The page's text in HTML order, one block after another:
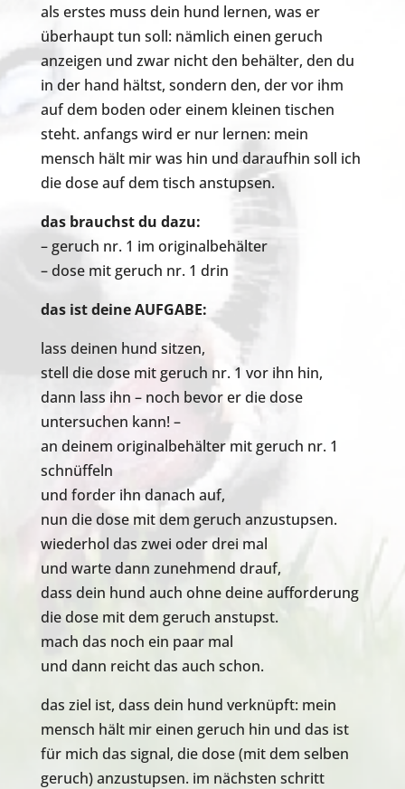
als erstes muss dein hund lernen, was er
überhaupt tun soll: nämlich einen geruch
anzeigen und zwar nicht den behälter, den du
in der hand hältst, sondern den, der vor ihm
auf dem boden oder einem kleinen tischen
steht. anfangs wird er nur lernen: mein
mensch hält mir was hin und daraufhin soll ich
die dose auf dem tisch anstupsen.
das brauchst du dazu:
– geruch nr. 1 im originalbehälter
– dose mit geruch nr. 1 drin
das ist deine AUFGABE:
lass deinen hund sitzen,
stell die dose mit geruch nr. 1 vor ihn hin,
dann lass ihn – noch bevor er die dose
untersuchen kann! –
an deinem originalbehälter mit geruch nr. 1
schnüffeln
und forder ihn danach auf,
nun die dose mit dem geruch anzustupsen.
wiederhol das zwei oder drei mal
und warte dann zunehmend drauf,
dass dein hund auch ohne deine aufforderung
die dose mit dem geruch anstupst.
mach das noch ein paar mal
und dann reicht das auch schon.
das ziel ist, dass dein hund verknüpft: mein
mensch hält mir einen geruch hin und das ist
für mich das signal, die dose (mit dem selben
geruch) anzustupsen. im nächsten schritt